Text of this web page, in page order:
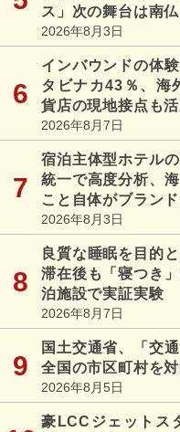
ス」次の舞台は南仏
2026年8月3日
インバウンドの体
タビナカ43％、海
貨店の現地接点も
2026年8月7日
宿泊主体型ホテル
統一で高度分析、
こと自体がブラン
2026年8月3日
良質な睡眠を目的
滞在後も「寝つき
泊施設で実証実験
2026年8月7日
国土交通省、「交
全国の市区町村を
2026年8月5日
豪LCCジェットス